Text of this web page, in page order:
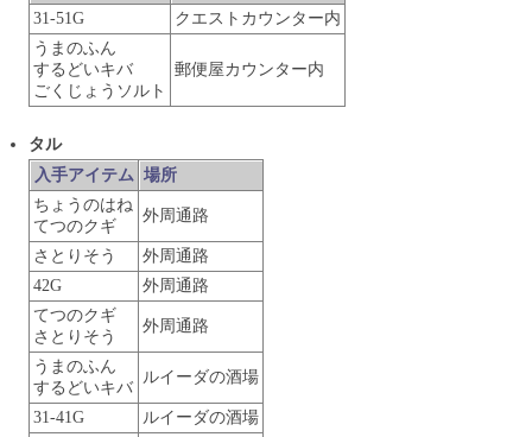
31-51G
クエストカウンター内
うまのふん
するどいキバ
ごくじょうソルト
郵便屋カウンター内
タル
入手アイテム 場所
ちょうのはね
てつのクギ
外周通路
さとりそう
外周通路
42G
外周通路
てつのクギ
さとりそう
外周通路
うまのふん
するどいキバ
ルイーダの酒場
31-41G
ルイーダの酒場